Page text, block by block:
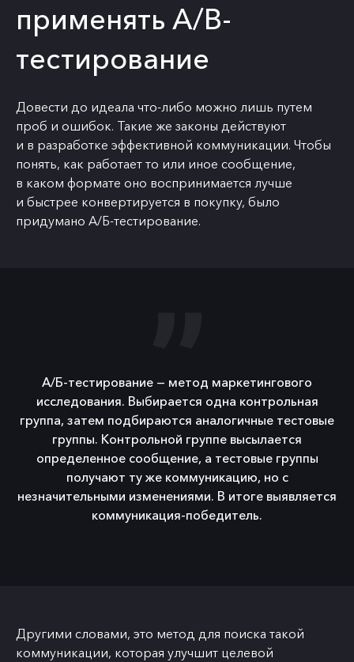
применять A/B-
тестирование
Довести до идеала что-либо можно лишь путем
проб и ошибок. Такие же законы действуют
и в разработке эффективной коммуникации. Чтобы
понять, как работает то или иное сообщение,
в каком формате оно воспринимается лучше
и быстрее конвертируется в покупку, было
придумано А/Б-тестирование.
А/Б-тестирование — метод маркетингового
исследования. Выбирается одна контрольная
группа, затем подбираются аналогичные тестовые
группы. Контрольной группе высылается
определенное сообщение, а тестовые группы
получают ту же коммуникацию, но с
незначительными изменениями. В итоге выявляется
коммуникация-победитель.
Другими словами, это метод для поиска такой
коммуникации, которая улучшит целевой